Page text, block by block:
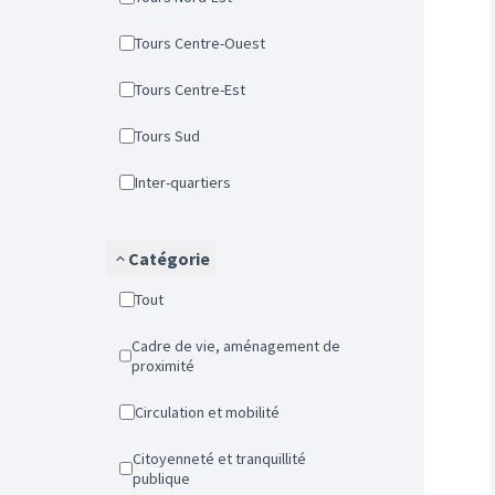
Tours Centre-Ouest
Tours Centre-Est
Tours Sud
Inter-quartiers
Catégorie
Tout
Cadre de vie, aménagement de
proximité
Circulation et mobilité
Citoyenneté et tranquillité
publique